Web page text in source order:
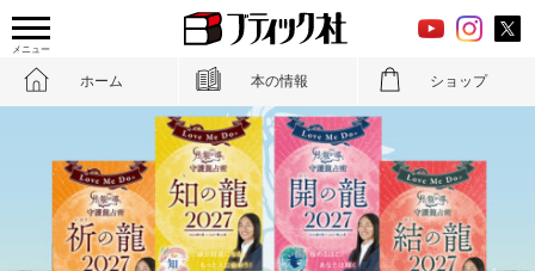
メニュー
ホーム 本の情報 ショップ